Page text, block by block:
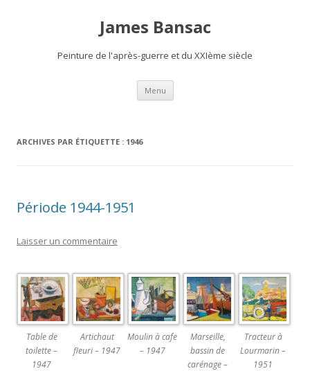
James Bansac
Peinture de l'après-guerre et du XXIème siècle
Menu Aller
contenu
ARCHIVES PAR ÉTIQUETTE : 1946
Période 1944-1951
Laisser un commentaire
Table de
toilette –
1947
Artichaut
fleuri – 1947
Moulin à cafe
– 1947
Marseille,
bassin de
carénage –
Tracteur à
Lourmarin –
1951